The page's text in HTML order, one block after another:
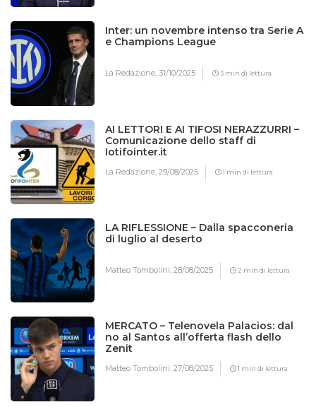
Inter: un novembre intenso tra Serie A
e Champions League
La Redazione,31/10/2025 3 min di lettura
AI LETTORI E AI TIFOSI NERAZZURRI –
Comunicazione dello staff di
Iotifointer.it
La Redazione,29/08/2025 1 min di lettura
LA RIFLESSIONE – Dalla spacconeria
di luglio al deserto
Matteo Tombolini,28/08/2025 2 min di lettura
MERCATO – Telenovela Palacios: dal
no al Santos all’offerta flash dello
Zenit
Matteo Tombolini,27/08/2025 1 min di lettura